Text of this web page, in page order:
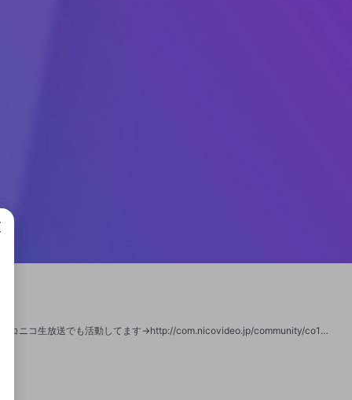
ついったーフォロー是非してください→https://twitter.com/shiboulu?lang=ja 主にニコニコ生放送でも活動してます→http://com.nicovideo.jp/community/co1861319?com_header=1